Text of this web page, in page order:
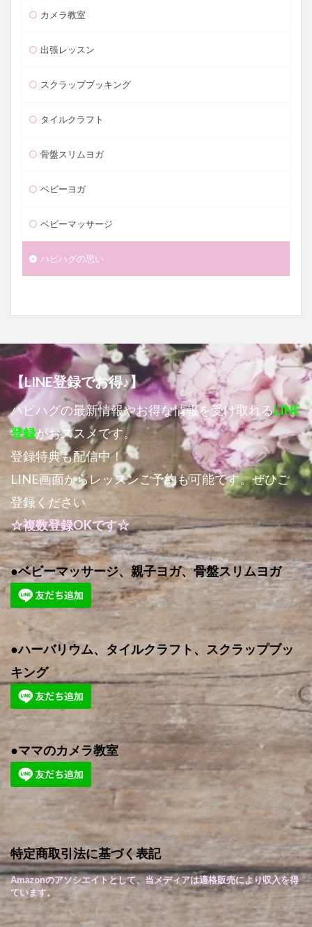
カメラ教室
出張レッスン
スクラップブッキング
タイルクラフト
骨盤スリムヨガ
ベビーヨガ
ベビーマッサージ
ハピハグの思い
【LINE登録でお得♪】
ハピハグの最新情報やお得な情報を受け取れるLINE
登録がおススメです。
登録特典も配信中！
LINE画面からレッスンご予約も可能です。ぜひご
登録ください
☆複数登録OKです☆
●ベビーマッサージ、親子ヨガ、骨盤スリムヨガ
●ハーバリウム、タイルクラフト、スクラップブッ
キング
●ママのカメラ教室
特定商取引法に基づく表記
Amazonのアソシエイトとして、当メディアは適格販売により収入を得
ています。